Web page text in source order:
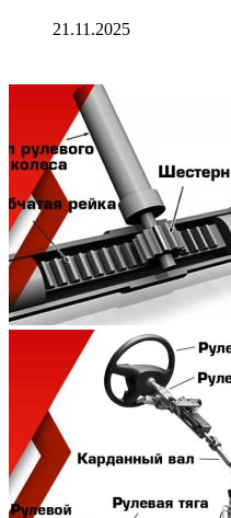
21.11.2025